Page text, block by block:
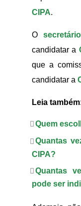
CIPA.
O
candidatar a
que a
candidatar a
Leia
Quem
Quantas
CIPA?
Quantas
pode ser